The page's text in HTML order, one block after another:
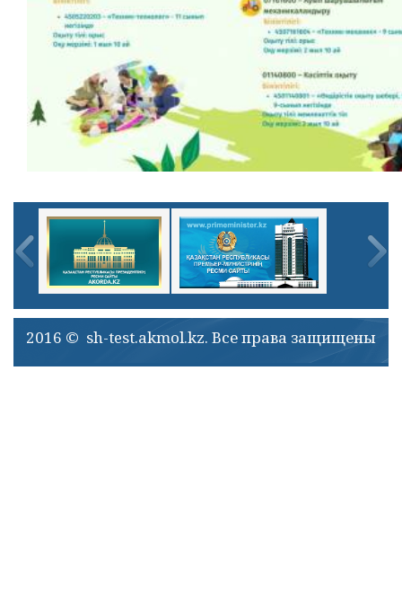
2016 © sh-test.akmol.kz. Все права защищены